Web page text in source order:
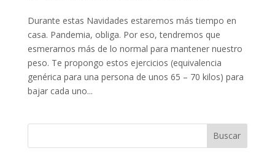
Durante estas Navidades estaremos más tiempo en
casa. Pandemia, obliga. Por eso, tendremos que
esmerarnos más de lo normal para mantener nuestro
peso. Te propongo estos ejercicios (equivalencia
genérica para una persona de unos 65 – 70 kilos) para
bajar cada uno...